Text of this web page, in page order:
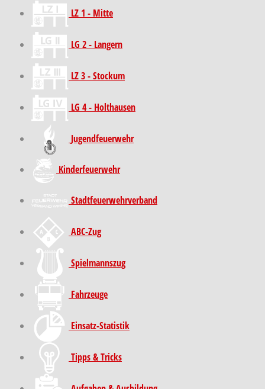
LZ 1 - Mitte
LG 2 - Langern
LZ 3 - Stockum
LG 4 - Holthausen
Jugendfeuerwehr
Kinder­feuer­wehr
Stadt­feuer­wehr­verband
ABC-Zug
Spielmannszug
Fahrzeuge
Einsatz-Statistik
Tipps & Tricks